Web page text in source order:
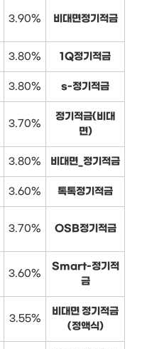
3.90% 비대면정기적금
3.80% 1Q정기적금
3.80% s-정기적금
3.70%
정기적금(비대
면)
3.80% 비대면_정기적금
3.60% 톡톡정기적금
3.70% OSB정기적금
3.60%
Smart-정기적
금
3.55%
비대면 정기적금
(정액식)